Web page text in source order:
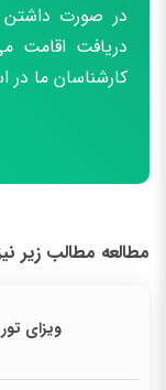
در صورت داشتن
دریافت اقامت
کارشناسان ما
مطالعه مطالب زیر
ویزای